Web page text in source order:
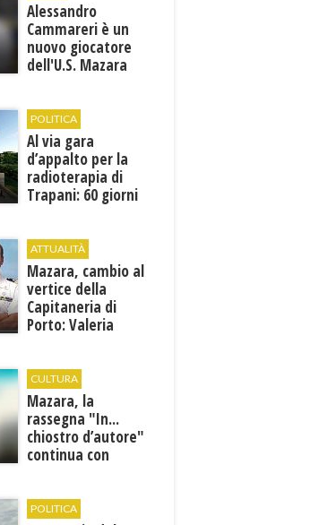
Alessandro
Cammareri è un
nuovo giocatore
dell'U.S. Mazara
POLITICA
Al via gara
d’appalto per la
radioterapia di
Trapani: 60 giorni
ATTUALITÀ
Mazara, cambio al
vertice della
Capitaneria di
Porto: Valeria
CULTURA
Mazara, la
rassegna "In...
chiostro d’autore"
continua con
POLITICA